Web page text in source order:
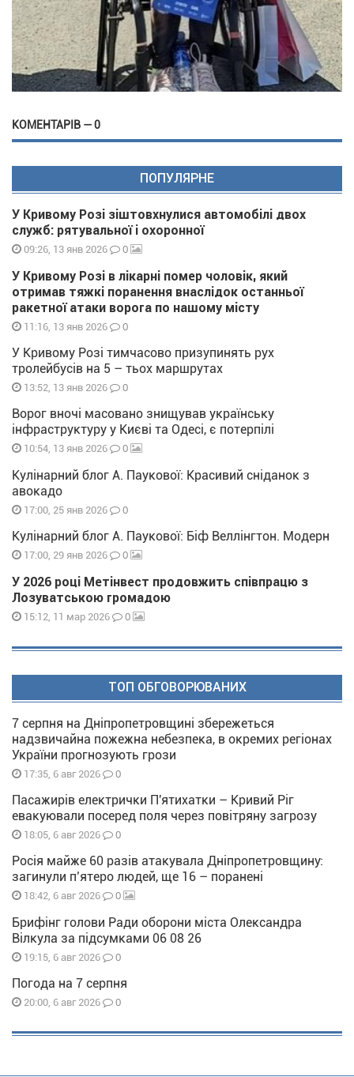
КОМЕНТАРІВ — 0
ПОПУЛЯРНЕ
У Кривому Розі зіштовхнулися автомобілі двох
служб: рятувальної і охоронної
09:26, 13 янв 2026 0
У Кривому Розі в лікарні помер чоловік, який
отримав тяжкі поранення внаслідок останньої
ракетної атаки ворога по нашому місту
11:16, 13 янв 2026 0
У Кривому Розі тимчасово призупинять рух
тролейбусів на 5 – тьох маршрутах
13:52, 13 янв 2026 0
Ворог вночі масовано знищував українську
інфраструктуру у Києві та Одесі, є потерпілі
10:54, 13 янв 2026 0
Кулінарний блог А. Паукової: Красивий сніданок з
авокадо
17:00, 25 янв 2026 0
Кулінарний блог А. Паукової: Біф Веллінгтон. Модерн
17:00, 29 янв 2026 0
У 2026 році Метінвест продовжить співпрацю з
Лозуватською громадою
15:12, 11 мар 2026 0
ТОП ОБГОВОРЮВАНИХ
7 серпня на Дніпропетровщині збережеться
надзвичайна пожежна небезпека, в окремих регіонах
України прогнозують грози
17:35, 6 авг 2026 0
Пасажирів електрички П'ятихатки – Кривий Ріг
евакуювали посеред поля через повітряну загрозу
18:05, 6 авг 2026 0
Росія майже 60 разів атакувала Дніпропетровщину:
загинули п’ятеро людей, ще 16 – поранені
18:42, 6 авг 2026 0
Брифінг голови Ради оборони міста Олександра
Вілкула за підсумками 06 08 26
19:15, 6 авг 2026 0
Погода на 7 серпня
20:00, 6 авг 2026 0